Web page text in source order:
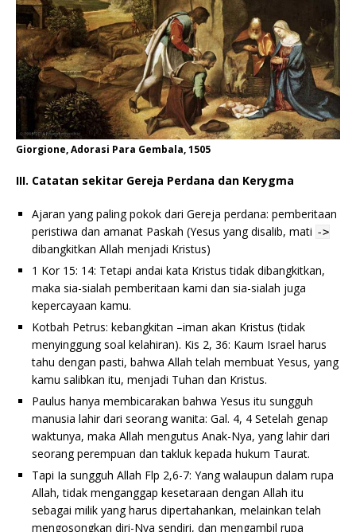
Giorgione, Adorasi Para Gembala, 1505
III. Catatan sekitar Gereja Perdana dan Kerygma
Ajaran yang paling pokok dari Gereja perdana: pemberitaan
peristiwa dan amanat Paskah (Yesus yang disalib, mati ->
dibangkitkan Allah menjadi Kristus)
1 Kor 15: 14: Tetapi andai kata Kristus tidak dibangkitkan,
maka sia-sialah pemberitaan kami dan sia-sialah juga
kepercayaan kamu.
Kotbah Petrus: kebangkitan –iman akan Kristus (tidak
menyinggung soal kelahiran). Kis 2, 36: Kaum Israel harus
tahu dengan pasti, bahwa Allah telah membuat Yesus, yang
kamu salibkan itu, menjadi Tuhan dan Kristus.
Paulus hanya membicarakan bahwa Yesus itu sungguh
manusia lahir dari seorang wanita: Gal. 4, 4 Setelah genap
waktunya, maka Allah mengutus Anak-Nya, yang lahir dari
seorang perempuan dan takluk kepada hukum Taurat.
Tapi Ia sungguh Allah Flp 2,6-7: Yang walaupun dalam rupa
Allah, tidak menganggap kesetaraan dengan Allah itu
sebagai milik yang harus dipertahankan, melainkan telah
mengosongkan diri-Nya sendiri, dan mengambil rupa